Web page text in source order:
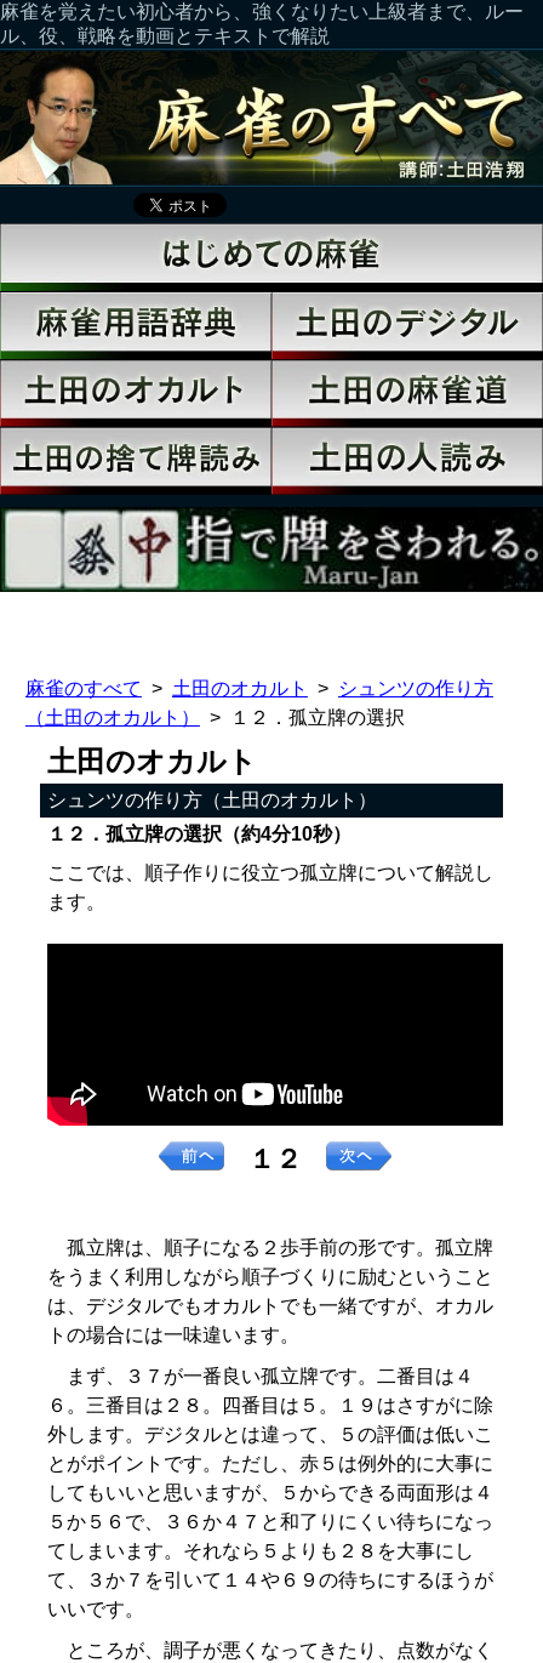
麻雀を覚えたい初心者から、強くなりたい上級者まで、ルー
ル、役、戦略を動画とテキストで解説
麻雀のすべて 土田のオカルト
シュンツの作り方
（土田のオカルト）
１２．孤立牌の選択
土田のオカルト
シュンツの作り方（土田のオカルト）
１２．孤立牌の選択（約4分10秒）
ここでは、順子作りに役立つ孤立牌について解説し
ます。
１２
孤立牌は、順子になる２歩手前の形です。孤立牌
をうまく利用しながら順子づくりに励むということ
は、デジタルでもオカルトでも一緒ですが、オカル
トの場合には一味違います。
まず、３７が一番良い孤立牌です。二番目は４
６。三番目は２８。四番目は５。１９はさすがに除
外します。デジタルとは違って、５の評価は低いこ
とがポイントです。ただし、赤５は例外的に大事に
してもいいと思いますが、５からできる両面形は４
５か５６で、３６か４７と和了りにくい待ちになっ
てしまいます。それなら５よりも２８を大事にし
て、３か７を引いて１４や６９の待ちにするほうが
いいです。
ところが、調子が悪くなってきたり、点数がなく